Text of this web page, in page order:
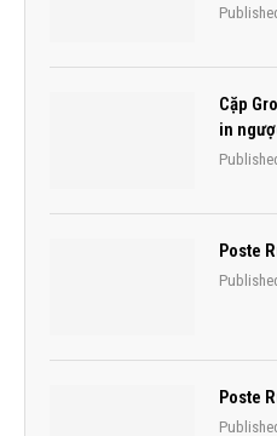
Cặp
in
Poste
Poste